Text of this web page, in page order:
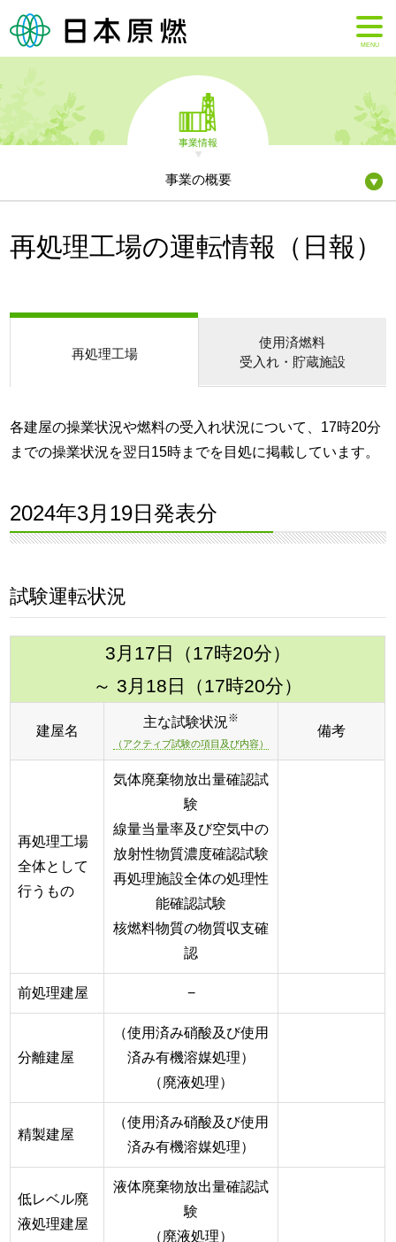
MENU
事業情報
事業の概要
再処理工場の運転情報（日報）
再処理工場
使用済燃料
受入れ・貯蔵施設
各建屋の操業状況や燃料の受入れ状況について、17時20分
までの操業状況を翌日15時までを目処に掲載しています。
2024年3月19日発表分
試験運転状況
3月17日（17時20分）
～ 3月18日（17時20分）
建屋名
主な試験状況※
（アクティブ試験の項目及び内容）
備考
再処理工場
全体として
行うもの
気体廃棄物放出量確認試
験
線量当量率及び空気中の
放射性物質濃度確認試験
再処理施設全体の処理性
能確認試験
核燃料物質の物質収支確
認
前処理建屋 −
分離建屋
（使用済み硝酸及び使用
済み有機溶媒処理）
（廃液処理）
精製建屋
（使用済み硝酸及び使用
済み有機溶媒処理）
低レベル廃
液処理建屋
液体廃棄物放出量確認試
験
（廃液処理）